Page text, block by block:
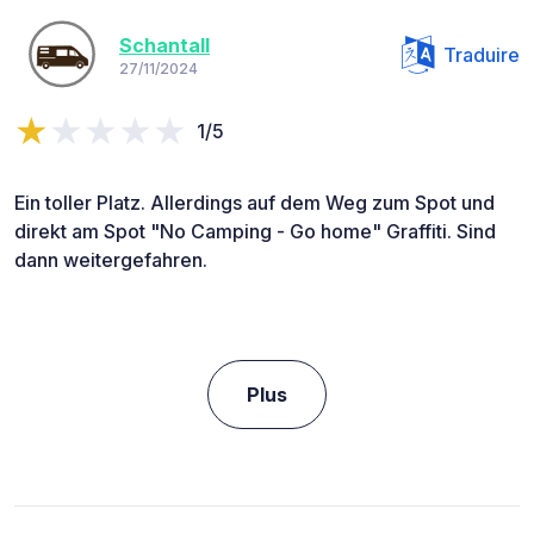
Schantall
27/11/2024
Traduire
1/5
Ein toller Platz. Allerdings auf dem Weg zum Spot und
direkt am Spot "No Camping - Go home" Graffiti. Sind
dann weitergefahren.
Plus